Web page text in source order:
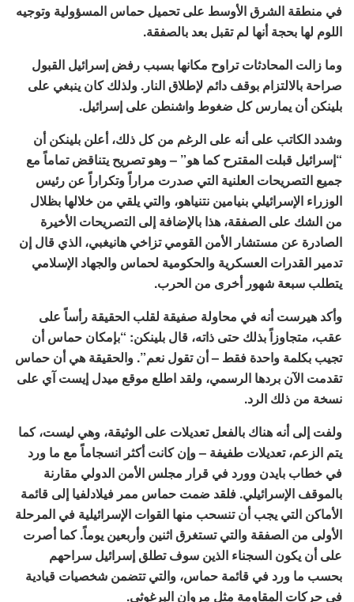
في منطقة الشرق الأوسط على تحميل حماس المسؤولية وتوجيه
اللوم لها بحجة أنها لم تقبل بعد بالصفقة.
وما زالت المحادثات تراوح مكانها بسبب رفض إسرائيل القبول
صراحة بالالتزام بوقف دائم لإطلاق النار. ولذلك كان ينبغي على
بلينكن أن يمارس كل ضغوط واشنطن على إسرائيل.
وشدد الكاتب على أنه على الرغم من كل ذلك، أعلن بلينكن أن
“إسرائيل قبلت المقترح كما هو” – وهو تصريح يتناقض تماماً مع
جميع التصريحات العلنية التي صدرت مراراً وتكراراً عن رئيس
الوزراء الإسرائيلي بنيامين نتنياهو، والتي يلقي من خلالها بظلال
من الشك على الصفقة، هذا بالإضافة إلى التصريحات الأخيرة
الصادرة عن مستشار الأمن القومي تزاخي هانيغبي، الذي قال إن
تدمير القدرات العسكرية والحكومية لحماس والجهاد الإسلامي
يتطلب سبعة شهور أخرى من الحرب.
وأكد هيرست أنه في محاولة صفيقة لقلب الحقيقة رأساً على
عقب، متجاوزاً بذلك حتى ذاته، قال بلينكن: “بإمكان حماس أن
تجيب بكلمة واحدة فقط – أن تقول نعم”. والحقيقة هي أن حماس
تقدمت الآن بردها الرسمي، ولقد اطلع موقع ميدل إيست آي على
نسخة من ذلك الرد.
ولفت إلى أنه هناك بالفعل تعديلات على الوثيقة، وهي ليست، كما
يتم الزعم، تعديلات طفيفة – وإن كانت أكثر انسجاماً مع ما ورد
في خطاب بايدن وورد في قرار مجلس الأمن الدولي مقارنة
بالموقف الإسرائيلي. فلقد ضمت حماس ممر فيلادلفيا إلى قائمة
الأماكن التي يجب أن تنسحب منها القوات الإسرائيلية في المرحلة
الأولى من الصفقة والتي تستغرق اثنين وأربعين يوماً. كما أصرت
على أن يكون السجناء الذين سوف تطلق إسرائيل سراحهم
بحسب ما ورد في قائمة حماس، والتي تتضمن شخصيات قيادية
في حركات المقاومة مثل مروان البرغوثي.